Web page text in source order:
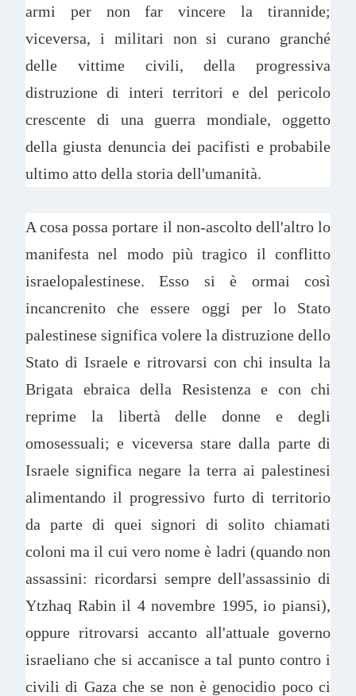
armi per non far vincere la tirannide;
viceversa, i militari non si curano granché
delle vittime civili, della progressiva
distruzione di interi territori e del pericolo
crescente di una guerra mondiale, oggetto
della giusta denuncia dei pacifisti e probabile
ultimo atto della storia dell'umanità.
A cosa possa portare il non-ascolto dell'altro lo
manifesta nel modo più tragico il conflitto
israelopalestinese. Esso si è ormai così
incancrenito che essere oggi per lo Stato
palestinese significa volere la distruzione dello
Stato di Israele e ritrovarsi con chi insulta la
Brigata ebraica della Resistenza e con chi
reprime la libertà delle donne e degli
omosessuali; e viceversa stare dalla parte di
Israele significa negare la terra ai palestinesi
alimentando il progressivo furto di territorio
da parte di quei signori di solito chiamati
coloni ma il cui vero nome è ladri (quando non
assassini: ricordarsi sempre dell'assassinio di
Ytzhaq Rabin il 4 novembre 1995, io piansi),
oppure ritrovarsi accanto all'attuale governo
israeliano che si accanisce a tal punto contro i
civili di Gaza che se non è genocidio poco ci